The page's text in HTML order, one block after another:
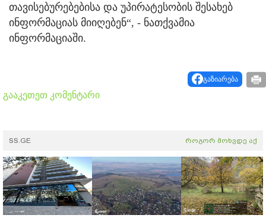
თავისებურებებისა და უპირატესობის შესახებ
ინფორმაციას მიიღებენ“, - ნათქვამია
ინფორმაციაში.
გაზიარება
გააკეთეთ კომენტარი
SS.GE როგორ მოხვდე აქ